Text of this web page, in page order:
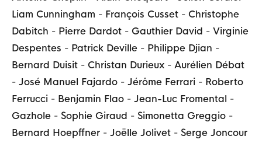
Liam Cunningham - François Cusset - Christophe
Dabitch - Pierre Dardot - Gauthier David - Virginie
Despentes - Patrick Deville - Philippe Djian -
Bernard Duisit - Christan Durieux - Aurélien Débat
- José Manuel Fajardo - Jérôme Ferrari - Roberto
Ferrucci - Benjamin Flao - Jean-Luc Fromental -
Gazhole - Sophie Giraud - Simonetta Greggio -
Bernard Hoepffner - Joëlle Jolivet - Serge Joncour